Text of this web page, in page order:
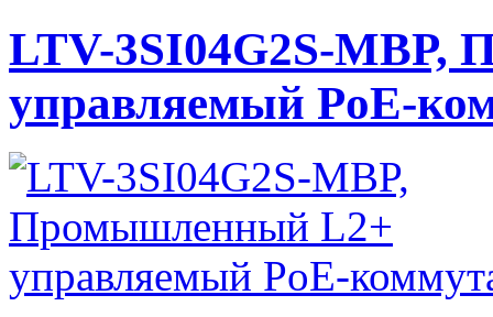
LTV-3SI04G2S-
управляемый PoE-